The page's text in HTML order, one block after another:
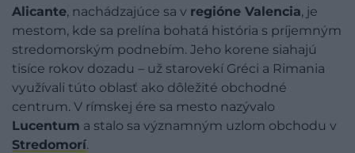
Alicante, nachádzajúce sa v regióne Valencia, je
mestom, kde sa prelína bohatá história s príjemným
stredomorským podnebím. Jeho korene siahajú
tisíce rokov dozadu – už starovekí Gréci a Rimania
využívali túto oblasť ako dôležité obchodné
centrum. V rímskej ére sa mesto nazývalo
Lucentum a stalo sa významným uzlom obchodu v
Stredomorí.